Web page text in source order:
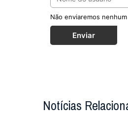
Não enviaremos
Enviar
Notícias